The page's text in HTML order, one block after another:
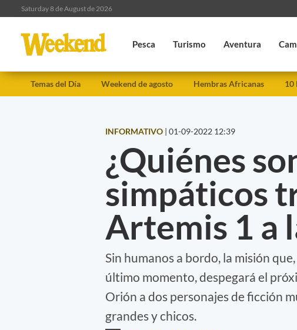
Saturday 8 de August de 2026
Pesca Turismo Aventura
Temas del Día Weekend de agosto Hembras Africanas 10
INFORMATIVO | 01-09-2022 12:39
¿Quiénes
simpáticos
Artemis 1 a
Sin humanos a bordo, la misión
último momento, despegará el
Orión a dos personajes de ficción
grandes y chicos.